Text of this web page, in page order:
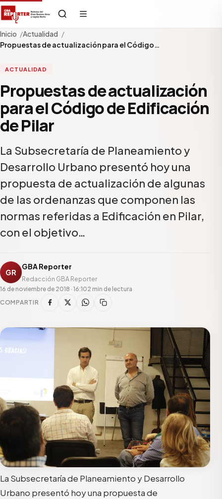
Inicio
Actualidad
Propuestas de actualización para el Código…
ACTUALIDAD
Propuestas de actualización
para el Código de Edificación
de Pilar
La Subsecretaría de Planeamiento y
Desarrollo Urbano presentó hoy una
propuesta de actualización de algunas
de las ordenanzas que componen las
normas referidas a Edificación en Pilar,
con el objetivo…
GR
GBA Reporter
Redacción GBA Reporter
16 de noviembre de 2018 · 16:102 min de lectura
COMPARTIR
La Subsecretaría de Planeamiento y Desarrollo
Urbano presentó hoy una propuesta de